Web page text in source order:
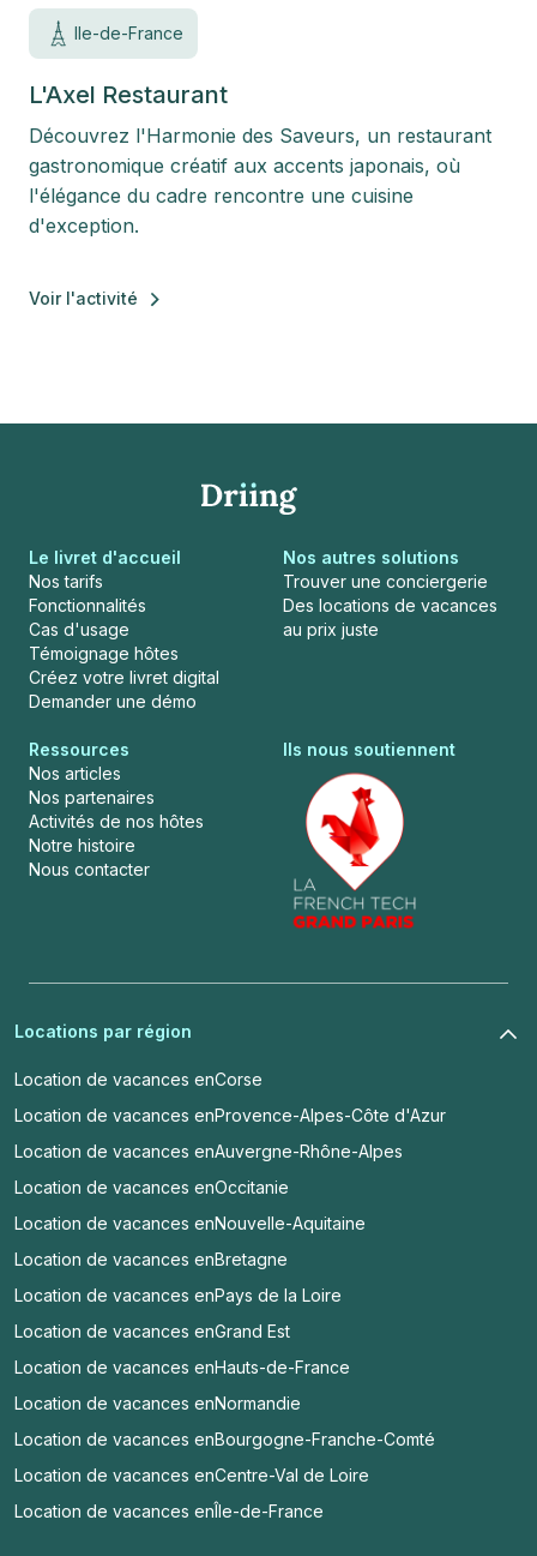
Ile-de-France
L'Axel Restaurant
Découvrez l'Harmonie des Saveurs, un restaurant
gastronomique créatif aux accents japonais, où
l'élégance du cadre rencontre une cuisine
d'exception.
Voir l'activité
Le livret d'accueil
Nos tarifs
Fonctionnalités
Cas d'usage
Témoignage hôtes
Créez votre livret digital
Demander une démo
Nos autres solutions
Trouver une conciergerie
Des locations de vacances
au prix juste
Ressources
Nos articles
Nos partenaires
Activités de nos hôtes
Notre histoire
Nous contacter
Ils nous soutiennent
Locations par région
Location de vacances enCorse
Location de vacances enProvence-Alpes-Côte d'Azur
Location de vacances enAuvergne-Rhône-Alpes
Location de vacances enOccitanie
Location de vacances enNouvelle-Aquitaine
Location de vacances enBretagne
Location de vacances enPays de la Loire
Location de vacances enGrand Est
Location de vacances enHauts-de-France
Location de vacances enNormandie
Location de vacances enBourgogne-Franche-Comté
Location de vacances enCentre-Val de Loire
Location de vacances enÎle-de-France